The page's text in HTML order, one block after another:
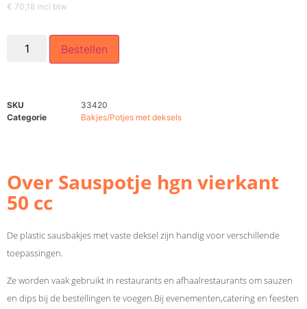
€ 70,18 incl btw
Bestellen
SKU
33420
Categorie
Bakjes/Potjes met deksels
Over Sauspotje hgn vierkant
50 cc
De plastic sausbakjes met vaste deksel zijn handig voor verschillende
toepassingen.
Ze worden vaak gebruikt in restaurants en afhaalrestaurants om sauzen
en dips bij de bestellingen te voegen.Bij evenementen,catering en feesten